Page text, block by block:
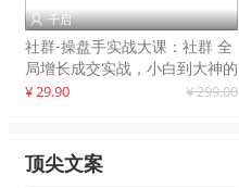
 千启
社群-操盘手实战大课：社群 全
局增长成交实战，小白到大神的
进阶之路
¥ 29.90 ¥ 299.00
顶尖文案